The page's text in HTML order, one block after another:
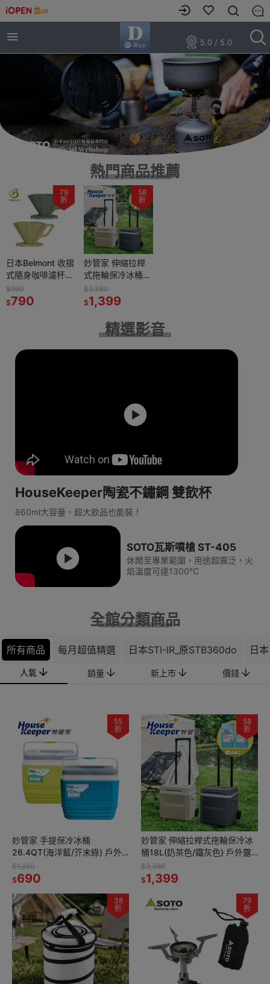
5.0 / 5.0
熱門商品推薦
79
折
日本Belmont 收摺
式隨身咖啡濾杯
附收納袋 戶外輕
量咖啡滴漏架 日
$990
$790
58
折
妙管家 伸縮拉桿
式拖輪保冷冰桶
18L(奶茶色/鐵灰
色) 戶外露營野餐
發泡保冷箱 釣魚
冰箱 烤肉冰桶 攜
帶式行動冰箱
$2,380
$1,399
精選影音
HouseKeeper陶瓷不鏽鋼 雙飲杯
860ml大容量，超大飲品也能裝！
SOTO瓦斯噴槍 ST-405
休閒至專業範圍，用途超廣泛，火
焰溫度可達1300℃
全館分類商品
所有商品 每月超值精選 日本STI-IR_原STB360do 日
人氣 銷量 新上市 價錢
55
折
妙管家 手提保冷冰桶
26.4QT(海洋藍/芥末綠) 戶外
露營野餐發泡保冷箱 釣魚冰箱
烤肉冰桶 攜帶式行動冰箱
$1,250
$690
58
折
妙管家 伸縮拉桿式拖輪保冷冰
桶18L(奶茶色/鐵灰色) 戶外露
營野餐發泡保冷箱 釣魚冰箱 烤
肉冰桶 攜帶式行動冰箱
$2,380
$1,399
38
折
79
折